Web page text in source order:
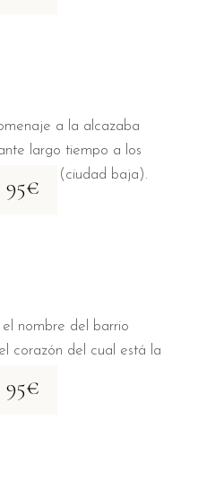
a la alcazaba
largo tiempo a los
Louis (ciudad baja).
95€
nombre del barrio
corazón del cual está la
95€